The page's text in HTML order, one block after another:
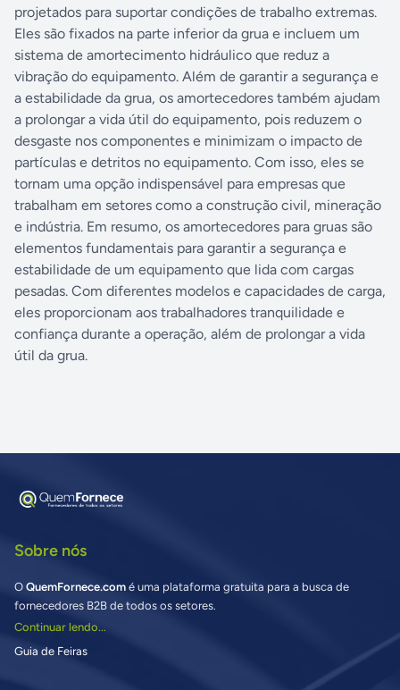
projetados para suportar condições de trabalho extremas.
Eles são fixados na parte inferior da grua e incluem um
sistema de amortecimento hidráulico que reduz a
vibração do equipamento. Além de garantir a segurança e
a estabilidade da grua, os amortecedores também ajudam
a prolongar a vida útil do equipamento, pois reduzem o
desgaste nos componentes e minimizam o impacto de
partículas e detritos no equipamento. Com isso, eles se
tornam uma opção indispensável para empresas que
trabalham em setores como a construção civil, mineração
e indústria. Em resumo, os amortecedores para gruas são
elementos fundamentais para garantir a segurança e
estabilidade de um equipamento que lida com cargas
pesadas. Com diferentes modelos e capacidades de carga,
eles proporcionam aos trabalhadores tranquilidade e
confiança durante a operação, além de prolongar a vida
útil da grua.
Sobre nós
O QuemFornece.com é uma plataforma gratuita para a busca de
fornecedores B2B de todos os setores.
Continuar lendo...
Guia de Feiras